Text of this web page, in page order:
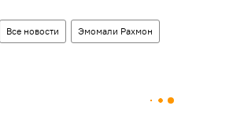
Все новости Эмомали Рахмон